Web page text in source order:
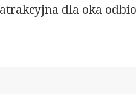
atrakcyjna dla oka